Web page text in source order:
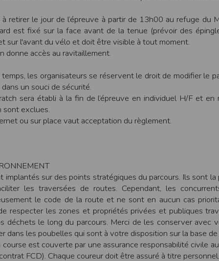
retirer le jour de l’épreuve à partir de 13h00 au refuge du
est fixé sur la face avant de la tenue (prévoir des
sur l'avant du vélo et doit être visible à tout moment.
donne accès au ravitaillement.
temps, les organisateurs se réservent le droit de modifier le
dans un souci de sécurité.
sera établi à la fin de l’épreuve en individuel H/F et en
sont exclues.
ou sur place vaut acceptation du règlement.
implantés sur des points stratégiques du parcours. Ils sont la
les traversées de routes. Cependant, les
le code de la route et ne sont en aucun cas
respecter les zones et propriétés privées et publiques
déchets le long du parcours. Merci de les conserver avec
dans les poubelles qui sont à votre disposition sur la base
course est couverte par une assurance responsabilité civile
FCD). Chaque coureur doit être assuré à titre personnel.
adresse de messagerie électronique valide et votre code postal.
de traçage (cookie) pour des besoins de statistiques et d'affichage.
Vos données personnelles sont confidentielles et ne seront en aucun
recueillies auprès des personnes par le biais des différents
sauf indication contraire, sont facultatives et que le défaut
être suffisantes pour nous permettre la bonne exécution du
commerciales. En vertu de la loi n° 2000-719 du 1er août 2000,
courrier à l'adresse décrite dans les mentions légales.
sur lesquels les données sont collectées, traitées et archivées est
afin d'interdire l'accès à toute personne non autorisée. Seules les
du Participant, tout comme l’Organisateur de l’évènement. Pour des
de son utilisation sont régis par le droit français, quel que soit
de recherche d’une solution amiable, les tribunaux français seront
d’utilisation du site, vous pouvez nous écrire à l’adresse suivante :
les résultats sont transmis à la Fédération Française